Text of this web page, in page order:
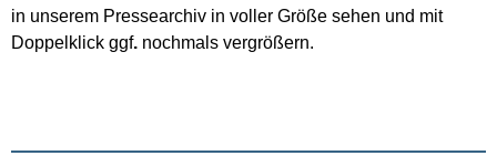
in unserem Pressearchiv in voller Größe sehen und mit
Doppelklick ggf. nochmals vergrößern.